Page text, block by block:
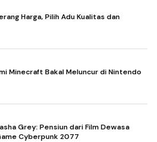
Harga, Pilih Adu Kualitas dan
Minecraft Bakal Meluncur di Nintendo
Grey: Pensiun dari Film Dewasa
Cyberpunk 2077